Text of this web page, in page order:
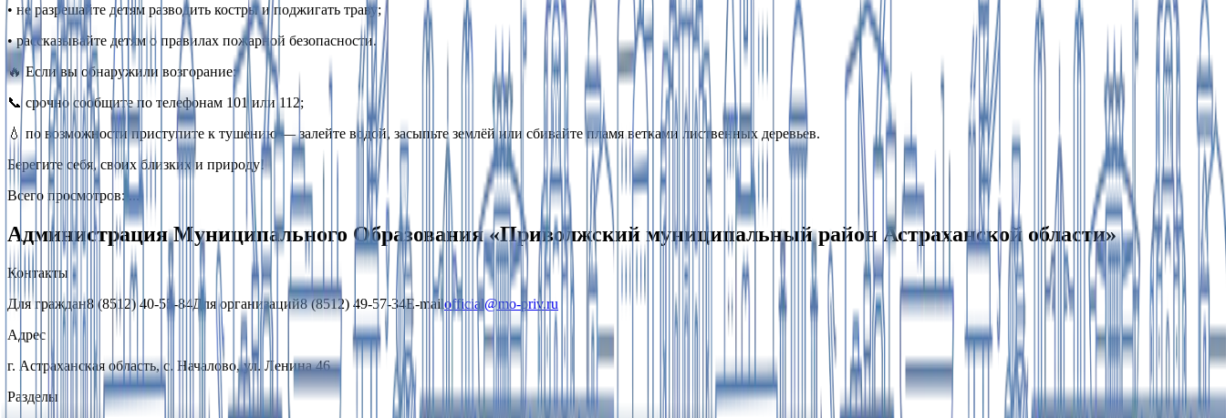
• не разрешайте детям разводить костры и поджигать траву;
• рассказывайте детям о правилах пожарной безопасности.
🔥 Если вы обнаружили возгорание:
📞 срочно сообщите по телефонам 101 или 112;
💧 по возможности приступите к тушению — залейте водой, засыпьте землёй или сбивайте пламя ветками лиственных деревьев.
Берегите себя, своих близких и природу!
Всего просмотров: ...
Администрация Муниципального Образования «Приволжский муниципальный район Астраханской области»
Контакты
Для граждан8 (8512) 40-55-84Для организаций8 (8512) 49-57-34E-mailofficial@mo-priv.ru
Адрес
г. Астраханская область, с. Началово, ул. Ленина 46
Разделы